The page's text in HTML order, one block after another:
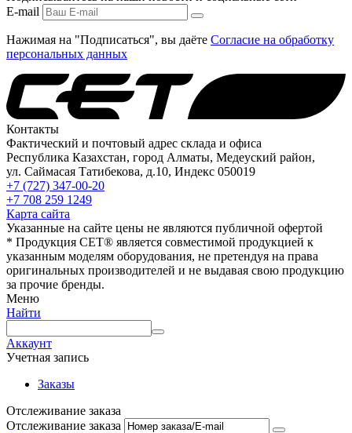
E-mail
Нажимая на "Подписаться", вы даёте Согласие на обработку
персональных данных
Контакты
Фактический и почтовый адрес склада и офиса
Республика Казахстан, город Алматы, Медеуский район,
ул. Саймасая Татибекова, д.10, Индекс 050019
+7 (727) 347-00-20
+7 708 259 1249
Карта сайта
Указанные на сайте цены не являются публичной офертой
* Продукция СЕТ® является совместимой продукцией к
указанным моделям оборудования, не претендуя на права
оригинальных производителей и не выдавая свою продукцию
за прочие бренды.
Меню
Найти
Аккаунт
Учетная запись
Заказы
Отслеживание заказа
Отслеживание заказа